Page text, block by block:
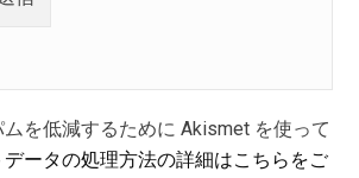
を低減するために Akismet を使って
データの処理方法の詳細はこちらをご